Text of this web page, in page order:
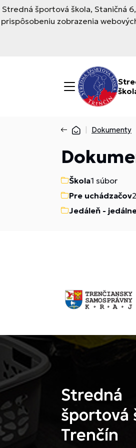
Stredná športová škola, Staničná
prispôsobeniu zobrazenia
Dokumenty
Škola1 súbor
Pre uchádzačov
Jedáleň -
Stredná
športová
Trenčín